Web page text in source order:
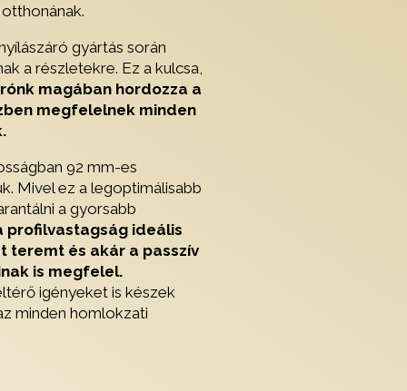
gyártás során
a részletekre. Ez a kulcsa,
magában hordozza a
megfelelnek minden
92 mm-es
Mivel ez a legoptimálisabb
a gyorsabb
profilvastagság ideális
teremt és akár a passzív
is megfelel.
igényeket is készek
minden homlokzati